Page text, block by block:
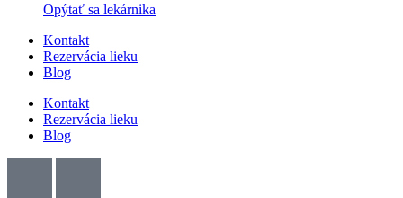
Opýtať sa lekárnika
Kontakt
Rezervácia lieku
Blog
Kontakt
Rezervácia lieku
Blog